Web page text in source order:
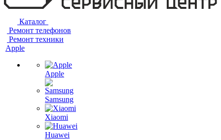
Каталог
Ремонт телефонов
Ремонт техники
Apple
Apple
Samsung
Xiaomi
Huawei